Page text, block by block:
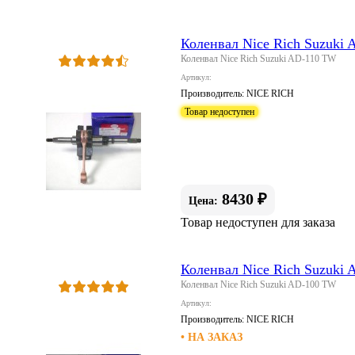
Коленвал Nice Rich Suzuki
Коленвал Nice Rich Suzuki AD-110 TW
Артикул:
Производитель: NICE RICH
Товар недоступен
Цена: 8430 ₽
Товар недоступен для заказа
Коленвал Nice Rich Suzuki
Коленвал Nice Rich Suzuki AD-100 TW
Артикул:
Производитель: NICE RICH
• НА ЗАКАЗ